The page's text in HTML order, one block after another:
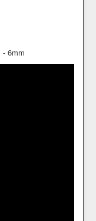
6mm